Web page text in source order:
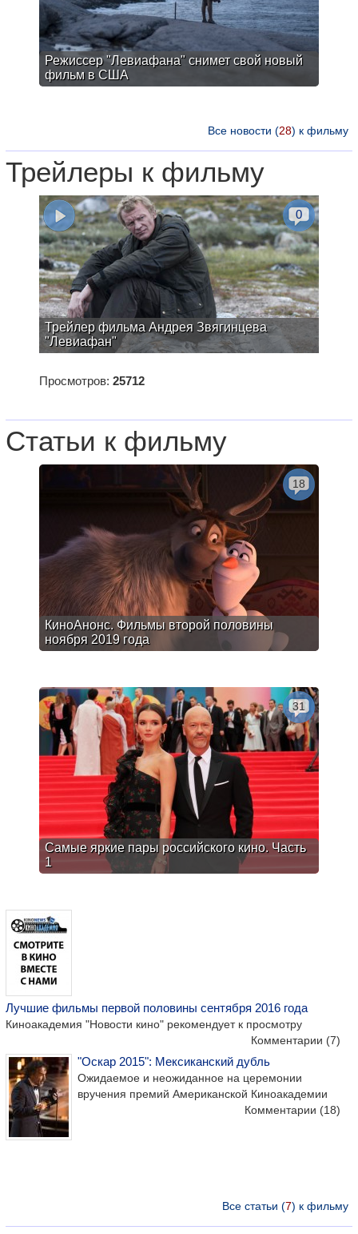
Режиссер "Левиафана" снимет свой новый
фильм в США
Все новости (28) к фильму
Трейлеры к фильму
Трейлер фильма Андрея Звягинцева
"Левиафан"
0
Просмотров: 25712
Статьи к фильму
КиноАнонс. Фильмы второй половины
ноября 2019 года
18
Самые яркие пары российского кино. Часть
1
31
Лучшие фильмы первой половины сентября 2016 года
Киноакадемия "Новости кино" рекомендует к просмотру
Комментарии (7)
"Оскар 2015": Мексиканский дубль
Ожидаемое и неожиданное на церемонии
вручения премий Американской Киноакадемии
Комментарии (18)
Все статьи (7) к фильму